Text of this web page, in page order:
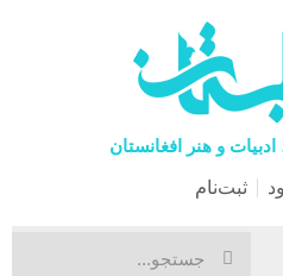
و هنر افغانستان
ثبت‌نام